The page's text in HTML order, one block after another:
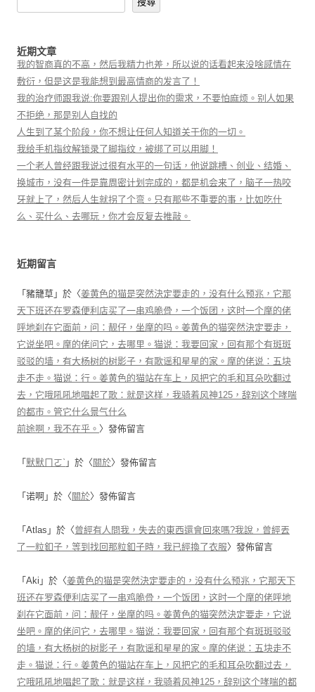
近期文章
我的智商真的不高，然后我精力也差，所以说的话看起来没啥感情在
敷衍，但是这是我能想到最高情商的发言了！
我的治疗师跟我说:你要跟别人提出你的需求，不要怕麻烦。别人如果
不拒绝，那是别人自找的
人生到了某个阶段，你不想让任何人知道关于你的一切。
我给手机指纹解锁录了脚指纹，被绑了可以用脚！
一个老人曾经跟我说过很有水平的一句话，他说跳槽、创业、结婚、
换城市，没有一件是靠周密计划完成的，都是机会来了，脑子一热咬
牙就上了，然后人生就拐了个弯。只有那些不重要的事，比如吃什
么、买什么、去哪玩，你才会反复去推敲。
近期留言
「 豬籠草 」於〈姜黄色的猫是突然決定要走的，没有什么预兆，它那
天下班还在罗森便利店买了一串鸡脆骨，一个饭团，这时一个摩的佬
呼地刹在它面前，问：靓仔，坐摩的吗。姜黄色的猫突然決定要走，
它说坐吧。摩的佬问它，去哪里。猫说：我要回家，回有那个有斑斑
驳驳的墙，有大杨树的树影子，有歌谣和星星的家。摩的佬说：五块
走不走。猫说：行。姜黄色的猫站在车上，风把它的毛和耳朵吹翻过
去，它哦吼吼地唱起了歌：就是这样，我骑着风神125，辞别这个哮喘
的都市。管它什么景气什么
前途啊，我不在乎。 〉發佈留言
「 默默ㄇㄛˋ 」於〈 關於〉發佈留言
「 诺啊 」於〈 關於〉發佈留言
「 Atlas 」於〈曾經有人問我，失去的東西還會回來嗎?我說，曾經丟
了一粒釦子，等到找回那粒釦子時，我已經換了衣服〉發佈留言
「 Aki 」於〈姜黄色的猫是突然決定要走的，没有什么预兆，它那天下
班还在罗森便利店买了一串鸡脆骨，一个饭团，这时一个摩的佬呼地
刹在它面前，问：靓仔，坐摩的吗。姜黄色的猫突然決定要走，它说
坐吧。摩的佬问它，去哪里。猫说：我要回家，回有那个有斑斑驳驳
的墙，有大杨树的树影子，有歌谣和星星的家。摩的佬说：五块走不
走。猫说：行。姜黄色的猫站在车上，风把它的毛和耳朵吹翻过去，
它哦吼吼地唱起了歌：就是这样，我骑着风神125，辞别这个哮喘的都